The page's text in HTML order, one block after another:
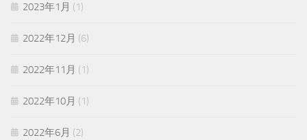
2023年1月 (1)
2022年12月 (6)
2022年11月 (1)
2022年10月 (1)
2022年6月 (2)